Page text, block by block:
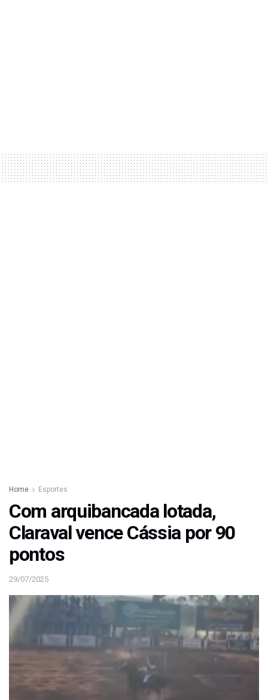
Home Esportes
Com arquibancada lotada,
Claraval vence Cássia por 90
pontos
29/07/2025